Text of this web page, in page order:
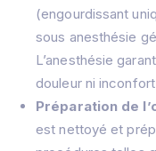
(engourdissant
sous anesthésie
L’anesthésie
douleur ni
Préparation de
est nettoyé et